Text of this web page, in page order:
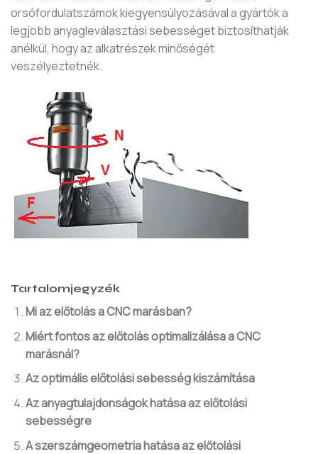
orsófordulatszámok kiegyensúlyozásával a gyártók a
legjobb anyagleválasztási sebességet biztosíthatják
anélkül, hogy az alkatrészek minőségét
veszélyeztetnék.
Tartalomjegyzék
Mi az előtolás a CNC marásban?
Miért fontos az előtolás optimalizálása a CNC
marásnál?
Az optimális előtolási sebesség kiszámítása
Az anyagtulajdonságok hatása az előtolási
sebességre
A szerszámgeometria hatása az előtolási